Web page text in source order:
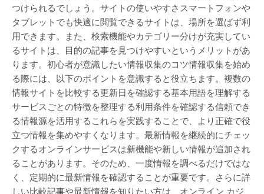
つけられるでしょう。サイトの使いやすさスマートフォンや
タブレットでも快適に閲覧できるサイトは、場所を選ばず利
用できます。また、検索機能やカテゴリー分けが充実してい
るサイトは、目的の記事を見つけやすいというメリットがあ
ります。初心者が意識したい情報収集のコツ情報収集を始め
る際には、以下のポイントを意識すると役立ちます。複数の
情報サイトを比較する更新日を確認する基本用語を理解する
サービスごとの特徴を整理する利用条件を確認する信頼でき
る情報源を活用するこれらを実践することで、より正確で役
立つ情報を集めやすくなります。最新情報を継続的にチェッ
クするオンラインサービスは新機能や新しい情報が追加され
ることがあります。そのため、一度情報を調べるだけではな
く、定期的に最新情報を確認することが重要です。さらに詳
しい比較記事や最新情報を知りたい方は、オンライン カジ